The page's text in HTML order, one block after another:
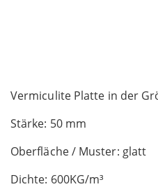
Vermiculite Platte in der
Stärke: 50 mm
Oberfläche / Muster: glatt
Dichte: 600KG/m³
gallery
to
beginning
the
images
gallery